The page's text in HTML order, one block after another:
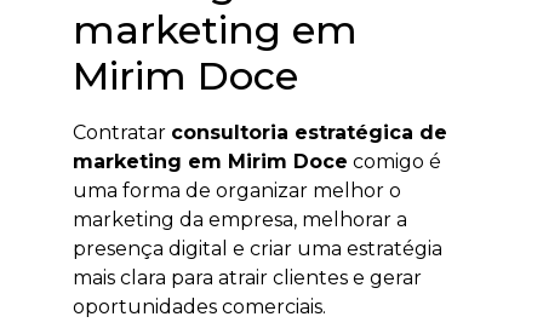
marketing em
Mirim Doce
Contratar consultoria estratégica de
marketing em Mirim Doce comigo é
uma forma de organizar melhor o
marketing da empresa, melhorar a
presença digital e criar uma estratégia
mais clara para atrair clientes e gerar
oportunidades comerciais.